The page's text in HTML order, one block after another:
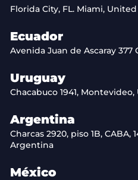
Florida City, FL. Miami,
Ecuador
Avenida Juan de Ascaray 377
Uruguay
Chacabuco 1941,
Argentina
Charcas 2920, piso 1B, CABA,
Argentina
México